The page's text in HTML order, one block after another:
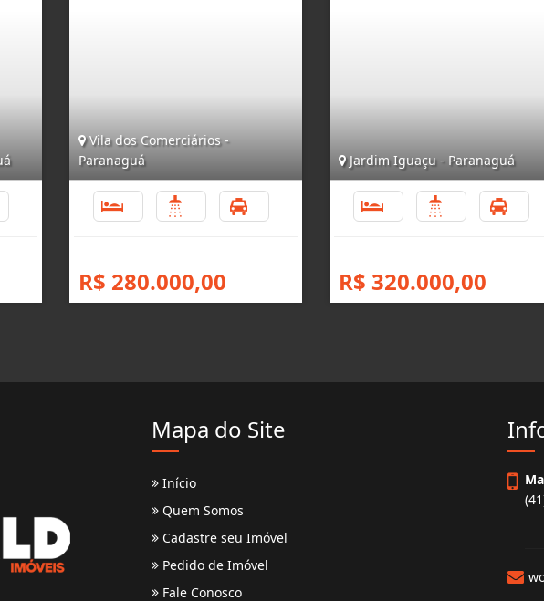
Vila dos Comerciários -
Paranaguá
R$ 280.000,00
Jardim Iguaçu - Paranaguá
R$ 320.000,00
Mapa do Site
Início